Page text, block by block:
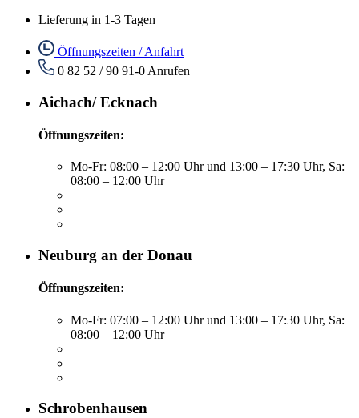
Lieferung in 1-3 Tagen
Öffnungszeiten / Anfahrt
0 82 52 / 90 91-0 Anrufen
Aichach/ Ecknach
Öffnungszeiten:
Mo-Fr: 08:00 – 12:00 Uhr und 13:00 – 17:30 Uhr, Sa:
08:00 – 12:00 Uhr
Neuburg an der Donau
Öffnungszeiten:
Mo-Fr: 07:00 – 12:00 Uhr und 13:00 – 17:30 Uhr, Sa:
08:00 – 12:00 Uhr
Schrobenhausen